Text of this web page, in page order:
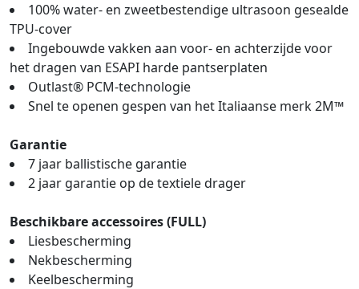
100% water- en zweetbestendige ultrasoon gesealde
TPU-cover
Ingebouwde vakken aan voor- en achterzijde voor
het dragen van ESAPI harde pantserplaten
Outlast® PCM-technologie
Snel te openen gespen van het Italiaanse merk 2M™
Garantie
7 jaar ballistische garantie
2 jaar garantie op de textiele drager
Beschikbare accessoires (FULL)
Liesbescherming
Nekbescherming
Keelbescherming